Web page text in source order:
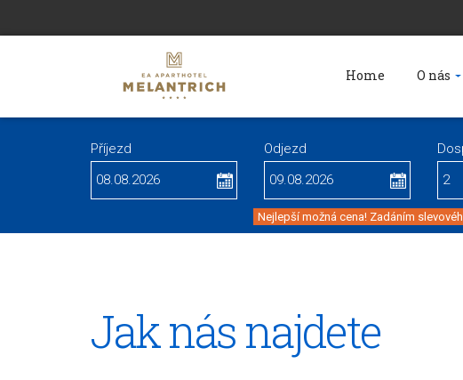
Home O nás
Příjezd Odjezd
Nejlepší možná cena! Zadáním
Jak nás najdete